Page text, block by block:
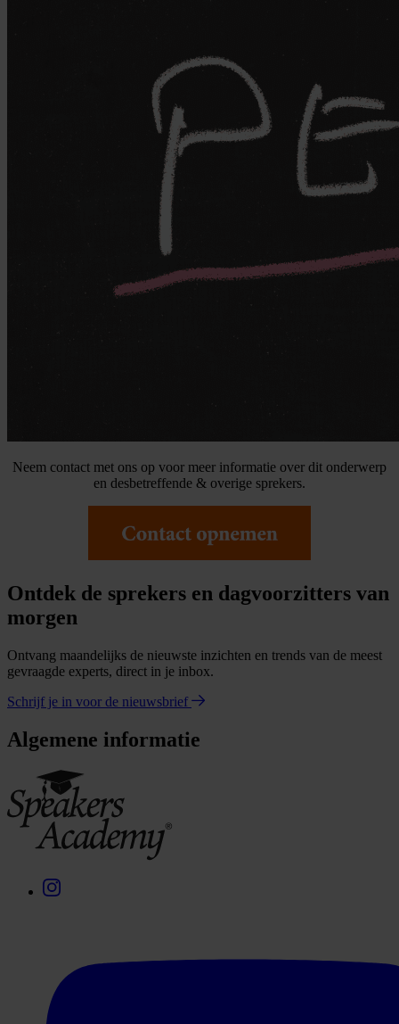
Neem contact met ons op voor meer informatie over dit onderwerp
en desbetreffende & overige sprekers.
Ontdek de sprekers en dagvoorzitters van
morgen
Ontvang maandelijks de nieuwste inzichten en trends van de meest
gevraagde experts, direct in je inbox.
Schrijf je in voor de nieuwsbrief
Algemene informatie